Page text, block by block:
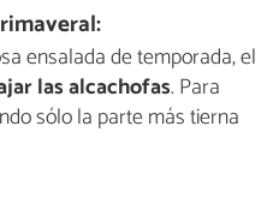
ensalada de temporada, el
las alcachofas. Para
sólo la parte más tierna